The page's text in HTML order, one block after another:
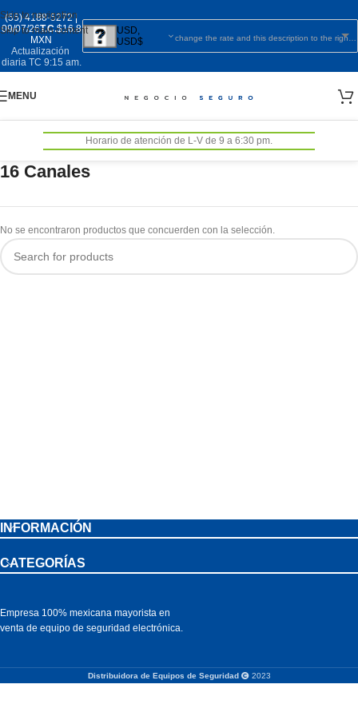
Skip to navigation
Skip to main content
(55) 4188-5272|
09/07/26T.C.$16.8
MXN
Actualización
diaria TC 9:15 am.
USD,
USD$
MENU
Horario de atención de L-V de 9 a 6:30 pm.
16 Canales
No se encontraron productos que concuerden con la selección.
INFORMACIÓN
CATEGORÍAS
Empresa 100% mexicana mayorista en
venta de equipo de seguridad electrónica.
Distribuidora de Equipos de Seguridad 2023